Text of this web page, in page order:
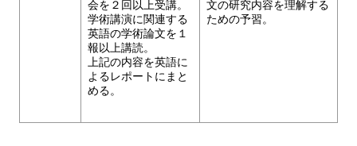
会を２回以上受講。
学術講演に関連する
英語の学術論文を１
報以上講読。
上記の内容を英語に
よるレポートにまと
める。
文の研究内容を理解する
ための予習。